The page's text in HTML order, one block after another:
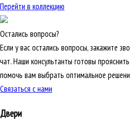
Перейти в коллекцию
Остались вопросы?
Если у вас остались вопросы, закажите
чат. Наши консультанты готовы
помочь вам выбрать оптимальное
Связаться с нами
Двери